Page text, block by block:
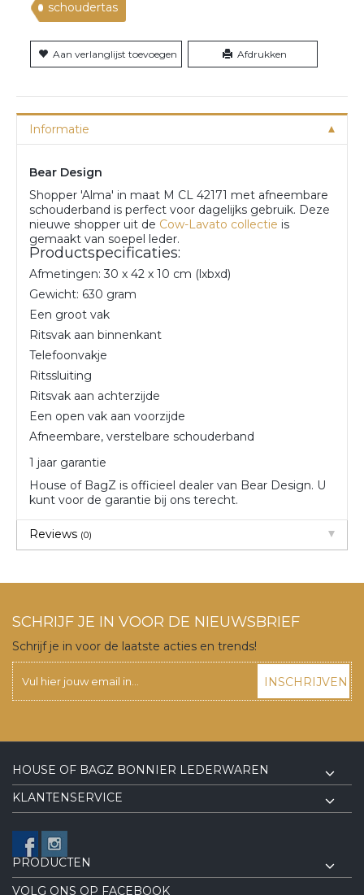
schoudertas
Aan verlanglijst toevoegen Afdrukken
Informatie
Bear Design
Shopper 'Alma' in maat M CL 42171 met afneembare
schouderband is perfect voor dagelijks gebruik. Deze
nieuwe shopper uit de Cow-Lavato collectie is
gemaakt van soepel leder.
Productspecificaties:
Afmetingen: 30 x 42 x 10 cm (lxbxd)
Gewicht: 630 gram
Een groot vak
Ritsvak aan binnenkant
Telefoonvakje
Ritssluiting
Ritsvak aan achterzijde
Een open vak aan voorzijde
Afneembare, verstelbare schouderband
1 jaar garantie
House of BagZ is officieel dealer van Bear Design. U
kunt voor de garantie bij ons terecht.
Reviews (0)
SCHRIJF JE IN VOOR DE NIEUWSBRIEF
Schrijf je in voor de laatste acties en trends!
INSCHRIJVEN
HOUSE OF BAGZ BONNIER LEDERWAREN
KLANTENSERVICE
PRODUCTEN
VOLG ONS OP FACEBOOK